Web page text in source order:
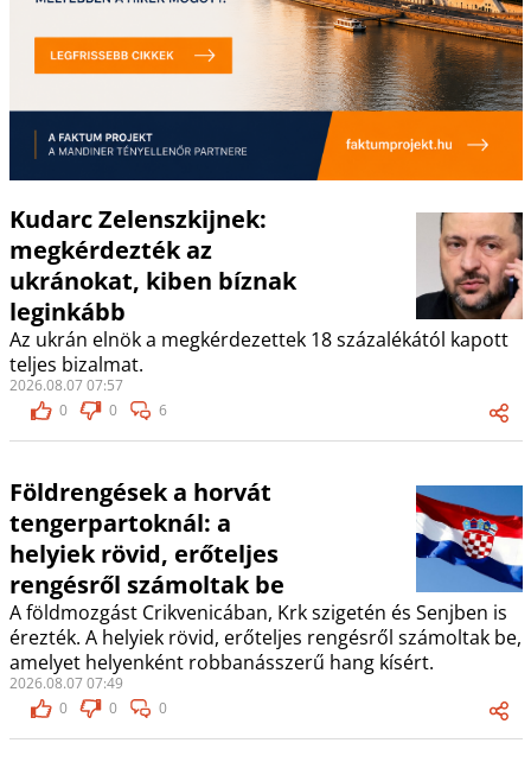
Kudarc Zelenszkijnek:
megkérdezték az
ukránokat, kiben bíznak
leginkább
Az ukrán elnök a megkérdezettek 18 százalékától kapott
teljes bizalmat.
2026.08.07 07:57
0
0 6
Földrengések a horvát
tengerpartoknál: a
helyiek rövid, erőteljes
rengésről számoltak be
A földmozgást Crikvenicában, Krk szigetén és Senjben is
érezték. A helyiek rövid, erőteljes rengésről számoltak be,
amelyet helyenként robbanásszerű hang kísért.
2026.08.07 07:49
0
0 0